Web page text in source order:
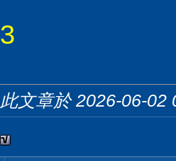
3
此文章於 2026-06-02